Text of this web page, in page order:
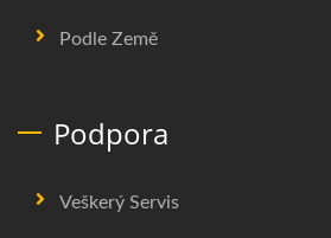
Podle Země
Podpora
Veškerý Servis